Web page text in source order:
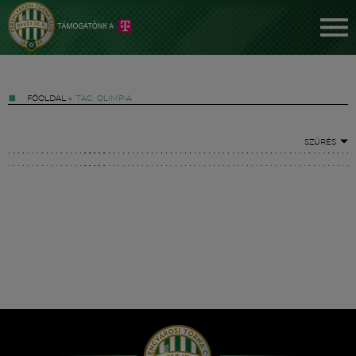
FŐOLDAL » TAG: OLIMPIA
SZŰRÉS
Hírek